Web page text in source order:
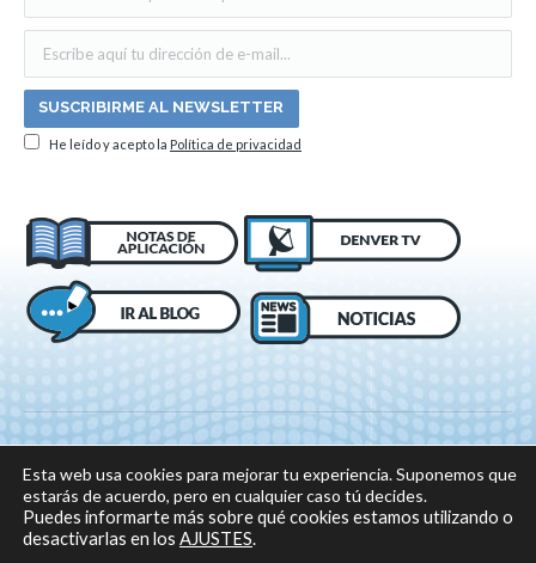
He leído y acepto la Política de privacidad
© 2018 DENVER, Todos los derechos reservados -
Esta web usa cookies para mejorar tu experiencia. Suponemos que
estarás de acuerdo, pero en cualquier caso tú decides.
Puedes informarte más sobre qué cookies estamos utilizando o
desactivarlas en los AJUSTES.